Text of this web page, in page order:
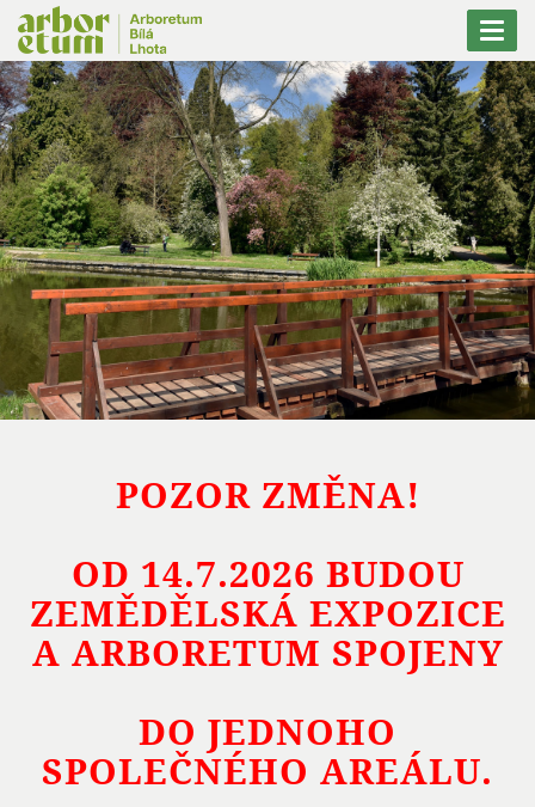
POZOR ZMĚNA!
OD 14.7.2026 BUDOU
ZEMĚDĚLSKÁ EXPOZICE
A ARBORETUM SPOJENY
DO JEDNOHO
SPOLEČNÉHO AREÁLU.